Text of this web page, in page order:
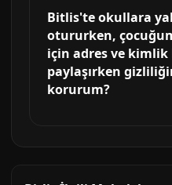
Bitlis'te okullara
otururken,
için adres ve
paylaşırken
korurum?